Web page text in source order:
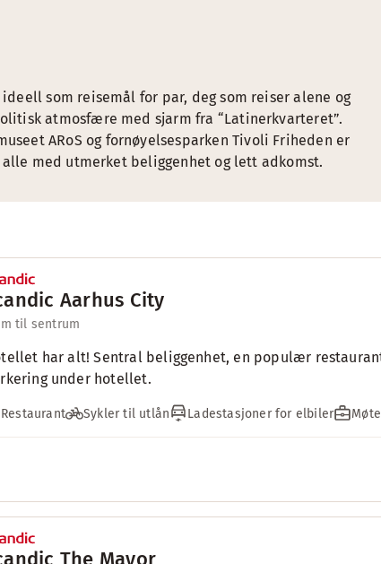
Aarhus City
til sentrum
har alt! Sentral beliggenhet, en populær
under hotellet.
Restaurant Sykler til utlån Ladestasjoner for elbiler
The Mayor
som reisemål for par, deg som reiser alene og
atmosfære med sjarm fra “Latinerkvarteret”.
ARoS og fornøyelsesparken Tivoli Friheden er
med utmerket beliggenhet og lett adkomst.